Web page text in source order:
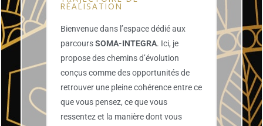
RÉALISATION
Bienvenue dans l’espace dédié aux
parcoursSOMA-INTEGRA. Ici, je
propose des chemins d’évolution
conçus comme des opportunités de
retrouver une pleine cohérence entre ce
que vous pensez, ce que vous
ressentez et la manière dont vous